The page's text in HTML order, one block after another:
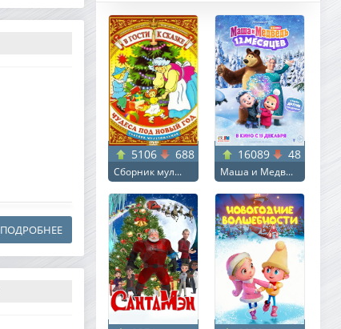
ПОДРОБНЕЕ
5106 688
Сборник мул...
16089 48
Маша и Медв...